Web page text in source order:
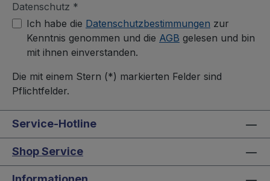
Datenschutz *
Ich habe die Datenschutzbestimmungen zur
Kenntnis genommen und die AGB gelesen und bin
mit ihnen einverstanden.
Die mit einem Stern (*) markierten Felder sind
Pflichtfelder.
Service-Hotline
Shop Service